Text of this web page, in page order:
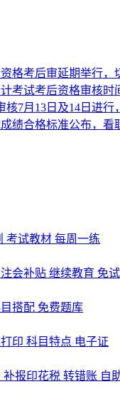
考试教材 每周一练
注会补贴 继续教育 免
搭配 免费题库
印 科目特点 电子证
补报印花税 转错账 自